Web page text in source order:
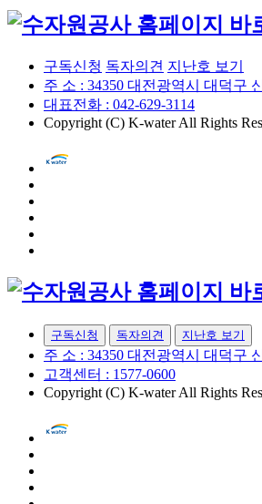
구독신청 독자의견 지난호 보기
주 소 : 34350 대전광역시 대덕구
대표전화 : 042-629-3114
Copyright (C) K-water All Rights
구독신청 독자의견 지난호 보기
주 소 : 34350 대전광역시 대덕구
고객센터 : 1577-0600
Copyright (C) K-water All Rights